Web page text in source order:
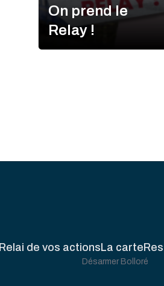
On prend le
Relay !
Relai de vos actions La carte
Désarmer Bolloré